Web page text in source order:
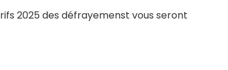
2025 des défrayemenst vous seront